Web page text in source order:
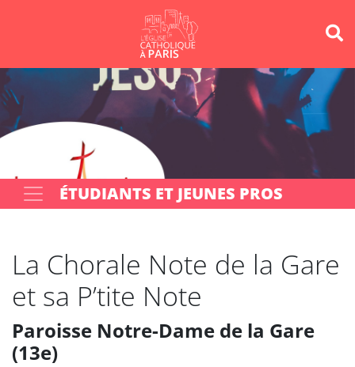
Votre recherche OK
ÉTUDIANTS ET JEUNES PROS
La Chorale Note de la Gare
et sa P’tite Note
Paroisse Notre-Dame de la Gare
(13e)
Panneau de gestion des cookies